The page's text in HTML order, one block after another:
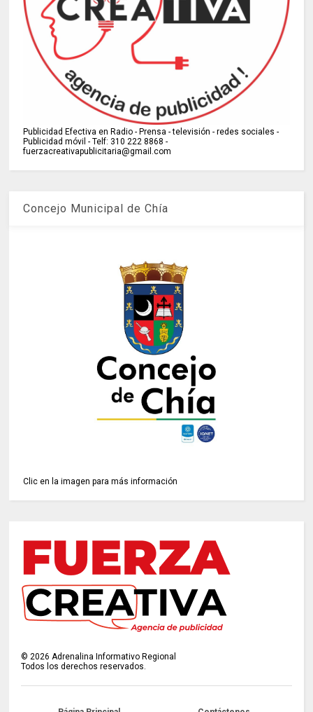
Publicidad Efectiva en Radio - Prensa - televisión - redes sociales -
Publicidad móvil - Telf: 310 222 8868 -
fuerzacreativapublicitaria@gmail.com
Concejo Municipal de Chía
Clic en la imagen para más información
© 2026 Adrenalina Informativo Regional
Todos los derechos reservados.